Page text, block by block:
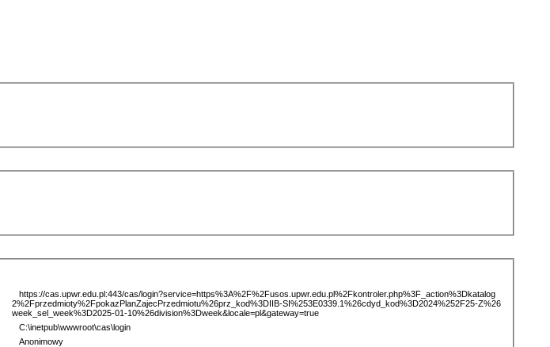
https://cas.upwr.edu.pl:443/cas/login?service=https%3A%2F%2Fusos.upwr.edu.pl%2Fkontroler.php%3F_action%3Dkatalog
2%2Fprzedmioty%2FpokazPlanZajecPrzedmiotu%26prz_kod%3DIIB-SI%253E0339.1%26cdyd_kod%3D2024%252F25-Z%26
week_sel_week%3D2025-01-10%26division%3Dweek&locale=pl&gateway=true
C:\inetpub\wwwroot\cas\login
Anonimowy